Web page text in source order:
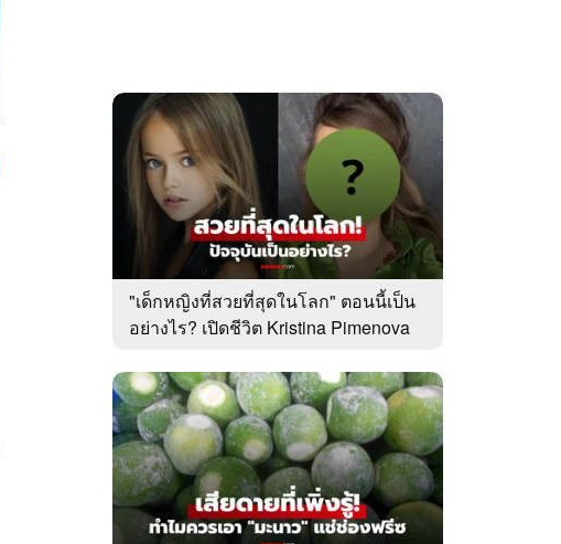
"เด็กหญิงที่สวยที่สุดในโลก" ตอนนี้เป็น
อย่างไร? เปิดชีวิต Kristina Pimenova